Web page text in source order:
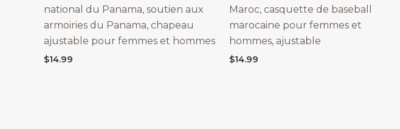
national du Panama, soutien aux
armoiries du Panama, chapeau
ajustable pour femmes et hommes
$14.99
Maroc, casquette de baseball
marocaine pour femmes et
hommes, ajustable
$14.99